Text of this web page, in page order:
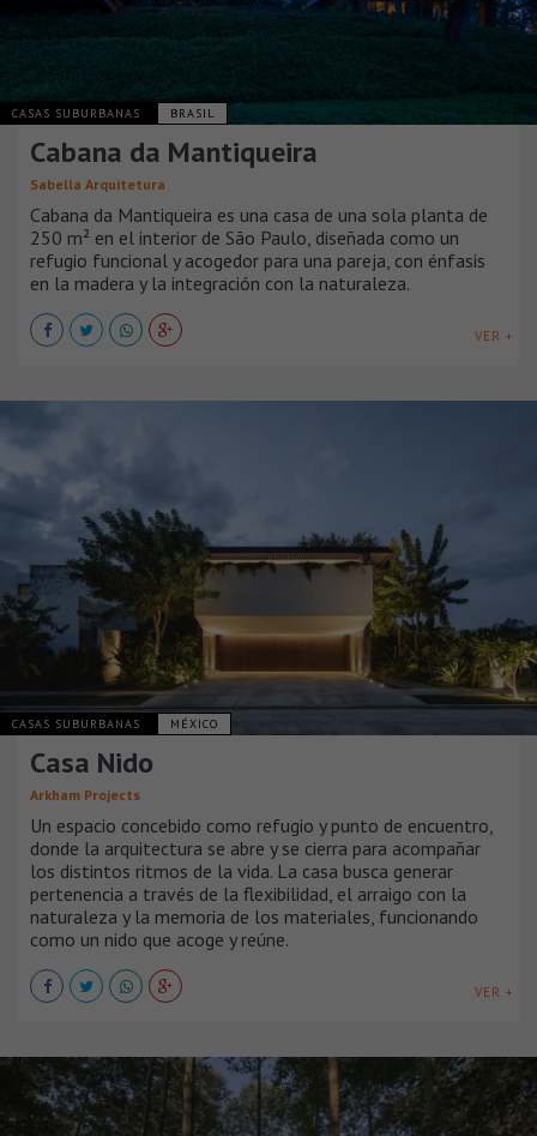
CASAS SUBURBANAS BRASIL
Cabana da Mantiqueira
Sabella Arquitetura
Cabana da Mantiqueira es una casa de una sola planta de
250 m² en el interior de São Paulo, diseñada como un
refugio funcional y acogedor para una pareja, con énfasis
en la madera y la integración con la naturaleza.
VER +
CASAS SUBURBANAS MÉXICO
Casa Nido
Arkham Projects
Un espacio concebido como refugio y punto de encuentro,
donde la arquitectura se abre y se cierra para acompañar
los distintos ritmos de la vida. La casa busca generar
pertenencia a través de la flexibilidad, el arraigo con la
naturaleza y la memoria de los materiales, funcionando
como un nido que acoge y reúne.
VER +